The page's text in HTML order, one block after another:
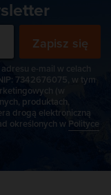
Zapisz się
e-mail w celach
7342676075, w tym
(w
produktach,
drogą elektroniczną
określonych w Polityce